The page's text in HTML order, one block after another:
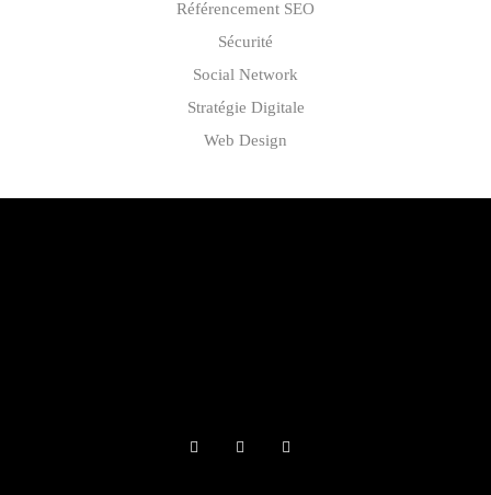
Référencement SEO
Sécurité
Social Network
Stratégie Digitale
Web Design